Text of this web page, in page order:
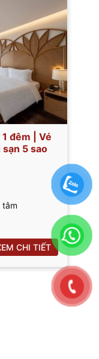
đêm | Vé
5 sao
tâm
CHI TIẾT